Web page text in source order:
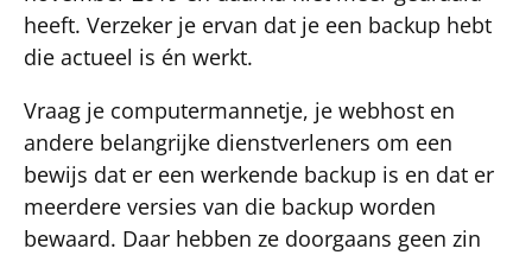
heeft. Verzeker je ervan dat je een backup hebt
die actueel is én werkt.
Vraag je computermannetje, je webhost en
andere belangrijke dienstverleners om een
bewijs dat er een werkende backup is en dat er
meerdere versies van die backup worden
bewaard. Daar hebben ze doorgaans geen zin